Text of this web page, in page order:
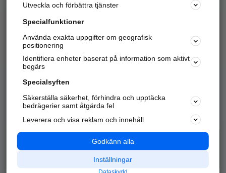
Marknadsför företaget
Kom igång och annonsera mot
samarbetspartners nära dig.
Alla kategorier
Populära sökningar
API & Kartor
Annonsera
Integritet
Nödnummer
Utveckla och förbättra tjänster
Specialfunktioner
Använda exakta uppgifter om geografisk
positionering
Identifiera enheter baserat på information som aktivt
begärs
Specialsyften
Säkerställa säkerhet, förhindra och upptäcka
bedrägerier samt åtgärda fel
Leverera och visa reklam och innehåll
Godkänn alla
Inställningar
Dataskydd